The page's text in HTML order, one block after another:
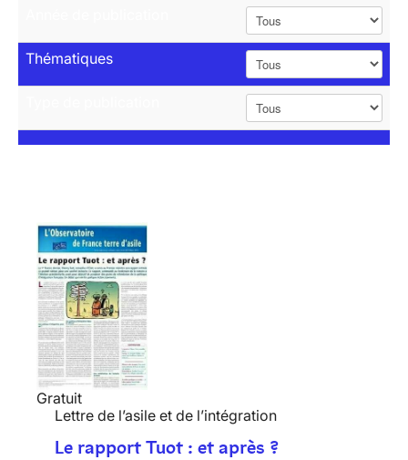
Thématiques
Gratuit
Lettre de l’asile et de l’intégration
Le rapport Tuot : et après ?